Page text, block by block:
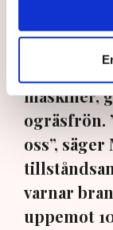
gången
maskiner,
ogräsfrön.
oss”,
varnar
uppemot